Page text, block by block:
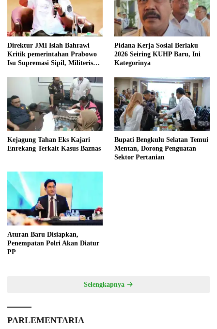
Direktur JMI Islah Bahrawi
Kritik pemerintahan Prabowo
Isu Supremasi Sipil, Militerisasi,
Pidana Kerja Sosial Berlaku
2026 Seiring KUHP Baru, Ini
Kategorinya
Kejagung Tahan Eks Kajari
Enrekang Terkait Kasus Baznas
Bupati Bengkulu Selatan Temui
Mentan, Dorong Penguatan
Sektor Pertanian
Aturan Baru Disiapkan,
Penempatan Polri Akan Diatur
PP
Selengkapnya
PARLEMENTARIA